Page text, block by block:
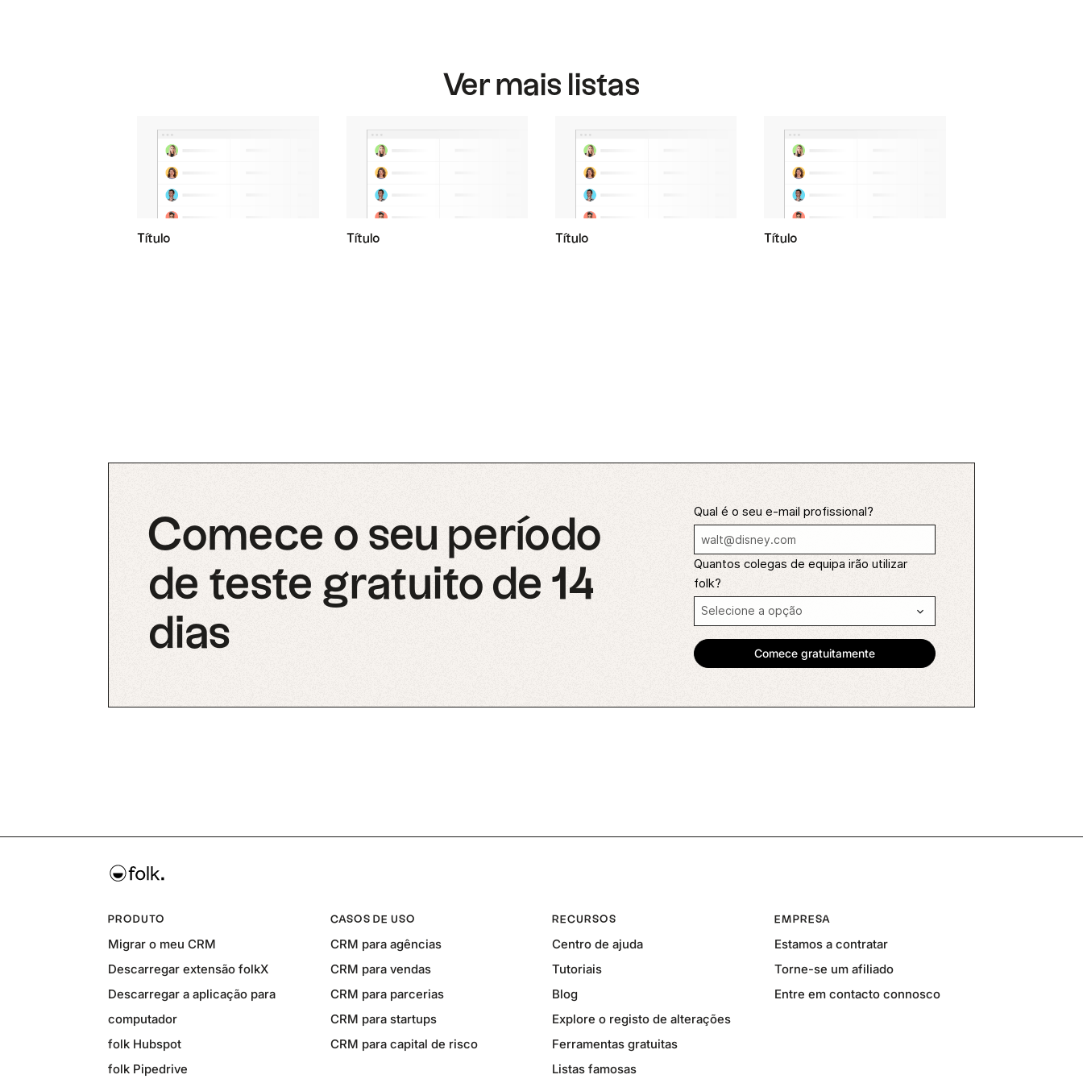
Ver mais listas
Título Título Título Título
Comece o seu período
de teste gratuito de 14
dias
Qual é o seu e-mail profissional?
Quantos colegas de equipa irão utilizar
folk?
PRODUTO
Migrar o meu CRM
Descarregar extensão folkX
Descarregar a aplicação para
computador
folk Hubspot
folk Pipedrive
CASOS DE USO
CRM para agências
CRM para vendas
CRM para parcerias
CRM para startups
CRM para capital de risco
RECURSOS
Centro de ajuda
Tutoriais
Blog
Explore o registo de alterações
Ferramentas gratuitas
Listas famosas
EMPRESA
Estamos a contratar
Torne-se um afiliado
Entre em contacto connosco